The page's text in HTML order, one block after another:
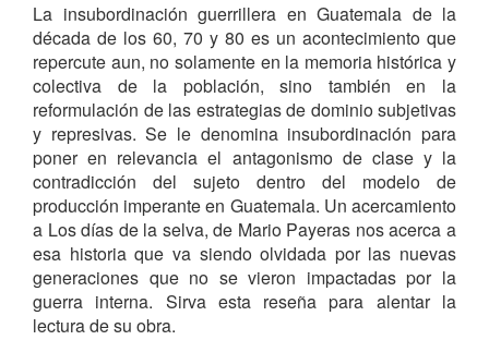
La insubordinación guerrillera en Guatemala de la
década de los 60, 70 y 80 es un acontecimiento que
repercute aun, no solamente en la memoria histórica y
colectiva de la población, sino también en la
reformulación de las estrategias de dominio subjetivas
y represivas. Se le denomina insubordinación para
poner en relevancia el antagonismo de clase y la
contradicción del sujeto dentro del modelo de
producción imperante en Guatemala. Un acercamiento
a Los días de la selva, de Mario Payeras nos acerca a
esa historia que va siendo olvidada por las nuevas
generaciones que no se vieron impactadas por la
guerra interna. Sirva esta reseña para alentar la
lectura de su obra.